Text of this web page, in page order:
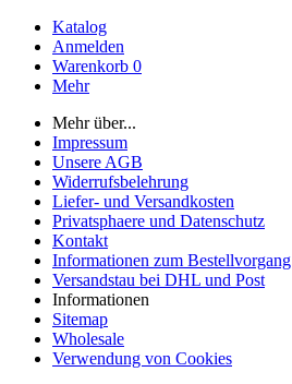
Katalog
Anmelden
Warenkorb 0
Mehr
Mehr über...
Impressum
Unsere AGB
Widerrufsbelehrung
Liefer- und Versandkosten
Privatsphaere und Datenschutz
Kontakt
Informationen zum Bestellvorgang
Versandstau bei DHL und Post
Informationen
Sitemap
Wholesale
Verwendung von Cookies